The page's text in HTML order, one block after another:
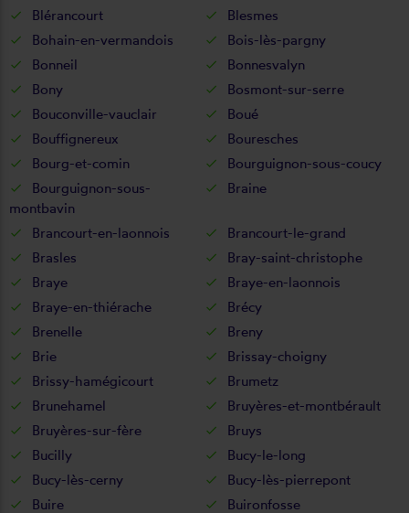
Blérancourt
Blesmes
Bohain-en-vermandois
Bois-lès-pargny
Bonneil
Bonnesvalyn
Bony
Bosmont-sur-serre
Bouconville-vauclair
Boué
Bouffignereux
Bouresches
Bourg-et-comin
Bourguignon-sous-coucy
Bourguignon-sous-
montbavin
Braine
Brancourt-en-laonnois
Brancourt-le-grand
Brasles
Bray-saint-christophe
Braye
Braye-en-laonnois
Braye-en-thiérache
Brécy
Brenelle
Breny
Brie
Brissay-choigny
Brissy-hamégicourt
Brumetz
Brunehamel
Bruyères-et-montbérault
Bruyères-sur-fère
Bruys
Bucilly
Bucy-le-long
Bucy-lès-cerny
Bucy-lès-pierrepont
Buire
Buironfosse